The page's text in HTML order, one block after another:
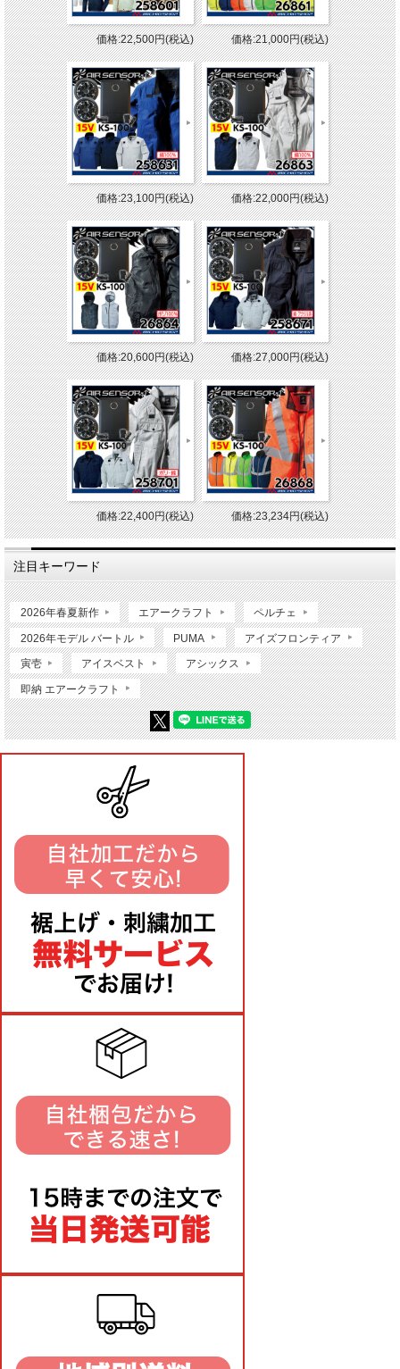
価格:22,500円(税込) 価格:21,000円(税込)
価格:23,100円(税込) 価格:22,000円(税込)
価格:20,600円(税込) 価格:27,000円(税込)
価格:22,400円(税込) 価格:23,234円(税込)
注目キーワード
2026年春夏新作 エアークラフト ペルチェ
2026年モデル バートル PUMA アイズフロンティア
寅壱 アイスベスト アシックス
即納 エアークラフト